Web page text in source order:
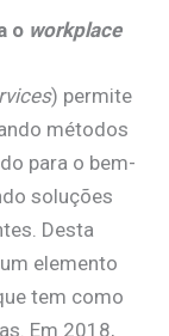
o workplace
) permite
métodos
para o bem-
soluções
Desta
elemento
tem como
Em 2018,